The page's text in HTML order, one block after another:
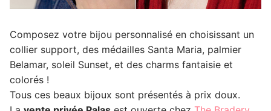
Composez votre bijou personnalisé en choisissant un
collier support, des médailles Santa Maria, palmier
Belamar, soleil Sunset, et des charms fantaisie et
colorés !
Tous ces beaux bijoux sont présentés à prix doux.